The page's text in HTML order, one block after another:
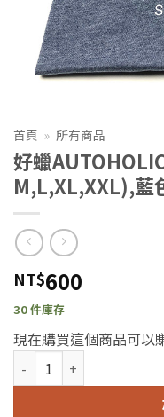
首頁 » 所有商品
好蠟
M,L,XL,XXL),藍
NT$600
30 件庫存
現在購買這個商品可以
好蠟AUTOHOLIC圓T恤